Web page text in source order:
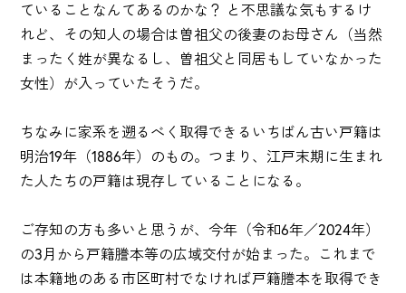
ていることなんてあるのかな？ と不思議な気もするけ
れど、その知人の場合は曽祖父の後妻のお母さん（当然
まったく姓が異なるし、曽祖父と同居もしていなかった
女性）が入っていたそうだ。
ちなみに家系を遡るべく取得できるいちばん古い戸籍は
明治19年（1886年）のもの。つまり、江戸末期に生まれ
た人たちの戸籍は現存していることになる。
ご存知の方も多いと思うが、今年（令和6年／2024年）
の3月から戸籍謄本等の広域交付が始まった。これまで
は本籍地のある市区町村でなければ戸籍謄本を取得でき